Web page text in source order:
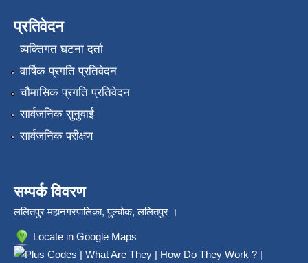
प्रतिवेदन
व्यक्तिगत घटना दर्ता
वार्षिक प्रगति प्रतिवेदन
चौमासिक प्रगति प्रतिवेदन
सार्वजनिक सुनुवाई
सार्वजनिक परीक्षण
सम्पर्क विवरण
ललितपुर महानगरपालिका, पुल्चोक, ललितपुर ।
Locate in Google Maps